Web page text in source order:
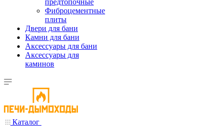
предтопочные
Фиброцементные
плиты
Двери для бани
Камни для бани
Аксессуары для бани
Аксессуары для
каминов
Каталог